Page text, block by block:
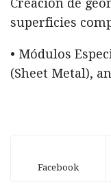
Creación de
superficies
• Módulos
(Sheet Metal),
Facebook